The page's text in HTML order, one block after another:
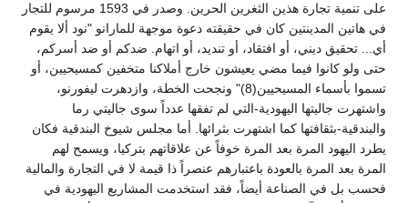
على تنمية تجارة هذين الثغرين الحرين. وصدر في 1593 مرسوم للتجار
في هاتين المدينتين كان في حقيقته دعوة موجهة للمارانو "نود ألا يقوم
أي... تحقيق ديني، أو افتقاد، أو تنديد، أو اتهام. ضدكم أو ضد أسركم،
حتى ولو كانوا فيما مضي يعيشون خارج أملاكنا متخفين كمسيحيين، أو
تسموا بأسماء المسيحيين(8)" ونجحت الخطة، وازدهرت ليفورنو،
واشتهرت جاليتها اليهودية-التي لم تفقها عدداً سوى جاليتي رما
والبندقية-بثقافتها كما اشتهرت بثرائها. أما مجلس شيوخ البندقية فكان
يطرد اليهود المرة بعد المرة خوفاً عن علاقاتهم بتركيا، ويسمح لهم
المرة بعد المرة بالعودة باعتبارهم عنصراً ذا قيمة لا في التجارة والمالية
فحسب بل في الصناعة أيضاً، فقد استخدمت المشاريع اليهودية في